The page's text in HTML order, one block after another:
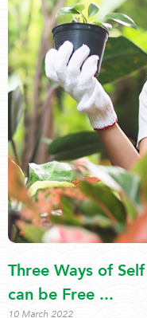
Three Ways of
can be Free ...
10 March 2022